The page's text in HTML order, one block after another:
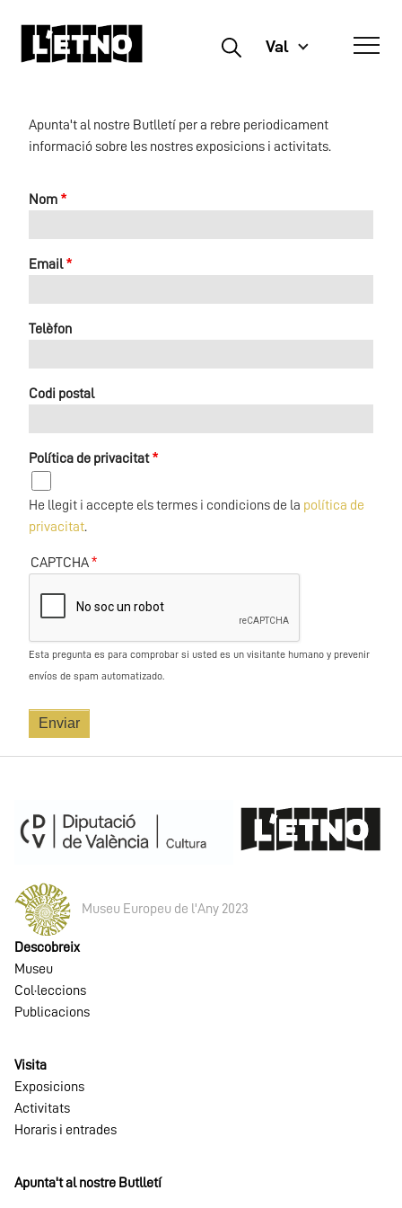
Buscar Val
Apunta't al nostre Butlletí per a rebre periodicament
informació sobre les nostres exposicions i activitats.
Nom
Email
Telèfon
Codi postal
Política de privacitat
He llegit i accepte els termes i condicions de la política de
privacitat.
CAPTCHA
Esta pregunta es para comprobar si usted es un visitante humano y prevenir
envíos de spam automatizado.
Museu Europeu de l'Any 2023
Descobreix
Museu
Col·leccions
Publicacions
Visita
Exposicions
Activitats
Horaris i entrades
Apunta't al nostre Butlletí